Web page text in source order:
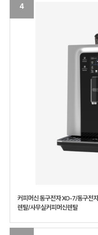
4
커피머신 동구전자 XO-7/동구전
렌탈/사무실커피머신렌탈